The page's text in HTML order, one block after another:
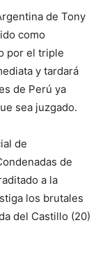
de Tony
como
por el triple
y tardará
de Perú ya
sea juzgado.
de
de
a la
los brutales
del Castillo (20)